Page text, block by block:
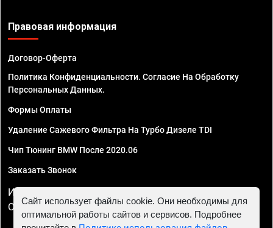
Правовая информация
Договор-Оферта
Политика Конфиденциальности. Согласие На Обработку
Персональных Данных.
Формы Оплаты
Удаление Сажевого Фильтра На Турбо Дизеле TDI
Чип Тюнинг BMW После 2020.06
Заказать Звонок
ИП Смирнов Георгий Павлович. ИНН 781302555843,
ОГРНИП 324470400032610
Сайт использует файлы cookie. Они необходимы для
оптимальной работы сайтов и сервисов. Подробнее